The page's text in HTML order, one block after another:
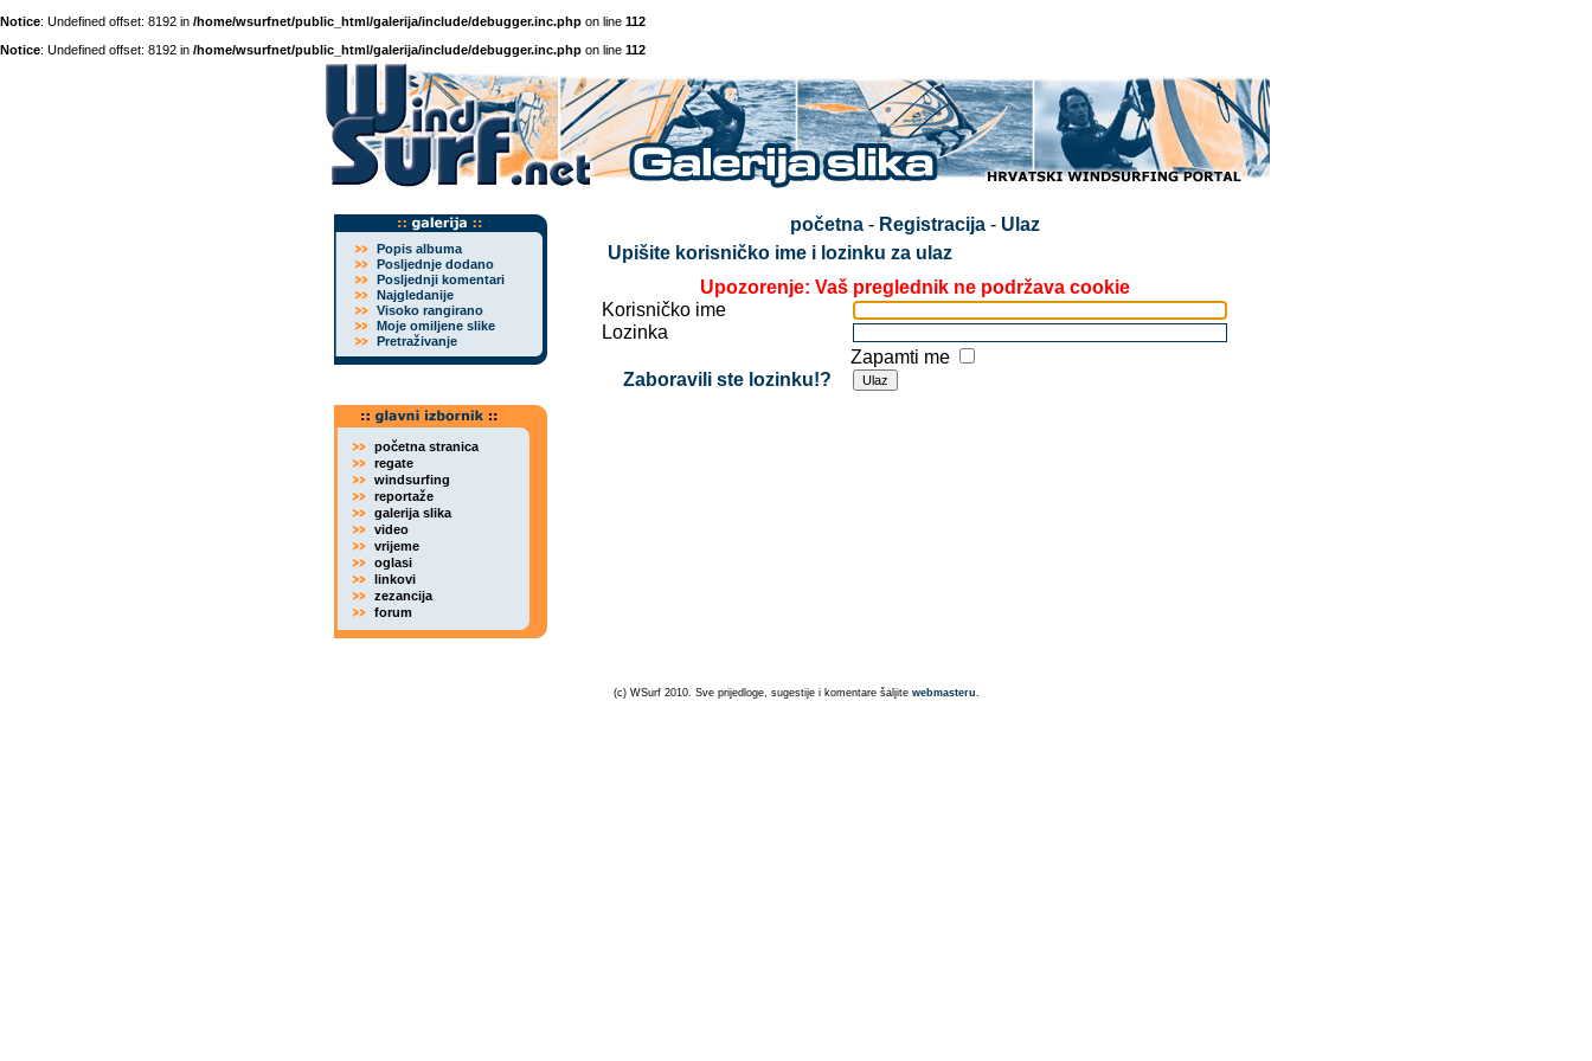
Notice: Undefined offset: 8192 in /home/wsurfnet/public_html/galerija/include/debugger.inc.php on line 112
Notice: Undefined offset: 8192 in /home/wsurfnet/public_html/galerija/include/debugger.inc.php on line 112
Popis albuma
Posljednje dodano
Posljednji komentari
Najgledanije
Visoko rangirano
Moje omiljene slike
Pretraživanje
početna stranica
regate
windsurfing
reportaže
galerija slika
video
vrijeme
oglasi
linkovi
zezancija
forum
početna- Registracija- Ulaz
Upišite korisničko ime i lozinku za ulaz
Upozorenje: Vaš preglednik ne podržava cookie
Korisničko ime
Lozinka
Zapamti me
Zaboravili ste lozinku!?
(c) WSurf 2010. Sve prijedloge, sugestije i komentare šaljite webmasteru